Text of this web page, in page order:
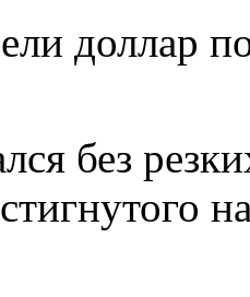
доллар
без